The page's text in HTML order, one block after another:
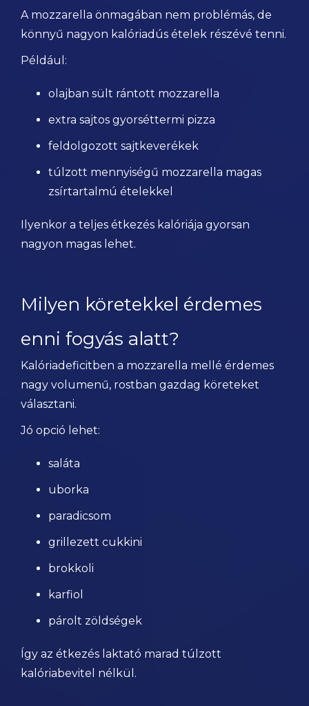
A mozzarella önmagában nem problémás, de
könnyű nagyon kalóriadús ételek részévé tenni.
Például:
olajban sült rántott mozzarella
extra sajtos gyorséttermi pizza
feldolgozott sajtkeverékek
túlzott mennyiségű mozzarella magas
zsírtartalmú ételekkel
Ilyenkor a teljes étkezés kalóriája gyorsan
nagyon magas lehet.
Milyen köretekkel érdemes
enni fogyás alatt?
Kalóriadeficitben a mozzarella mellé érdemes
nagy volumenű, rostban gazdag köreteket
választani.
Jó opció lehet:
saláta
uborka
paradicsom
grillezett cukkini
brokkoli
karfiol
párolt zöldségek
Így az étkezés laktató marad túlzott
kalóriabevitel nélkül.